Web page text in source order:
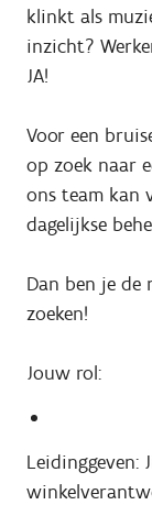
klinkt als
inzicht?
JA!
Voor een
op zoek naar
ons team kan
dagelijkse
Dan ben je de
zoeken!
Jouw rol:
Leidinggeven: